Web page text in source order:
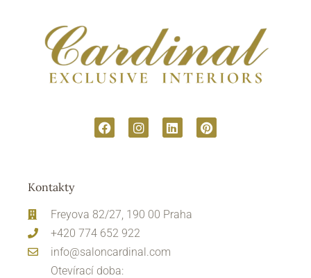
Kontakty
Freyova 82/27, 190 00 Praha
+420 774 652 922
info@saloncardinal.com
Otevírací doba: